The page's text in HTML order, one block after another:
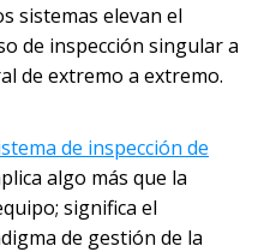
sistemas elevan el
de inspección singular a
de extremo a extremo.
de inspección de
algo más que la
significa el
de gestión de la